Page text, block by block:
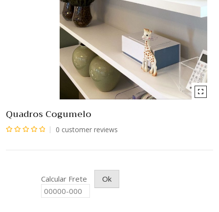
Quadros Cogumelo
0
0 customer reviews
Calcular Frete Ok